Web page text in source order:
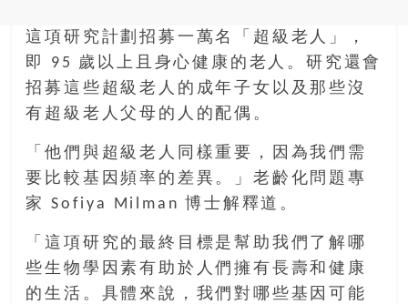
這項研究計劃招募一萬名「超級老人」，
即 95 歲以上且身心健康的老人。研究還會
招募這些超級老人的成年子女以及那些沒
有超級老人父母的人的配偶。
「他們與超級老人同樣重要，因為我們需
要比較基因頻率的差異。」老齡化問題專
家 Sofiya Milman 博士解釋道。
「這項研究的最終目標是幫助我們了解哪
些生物學因素有助於人們擁有長壽和健康
的生活。具體來說，我們對哪些基因可能